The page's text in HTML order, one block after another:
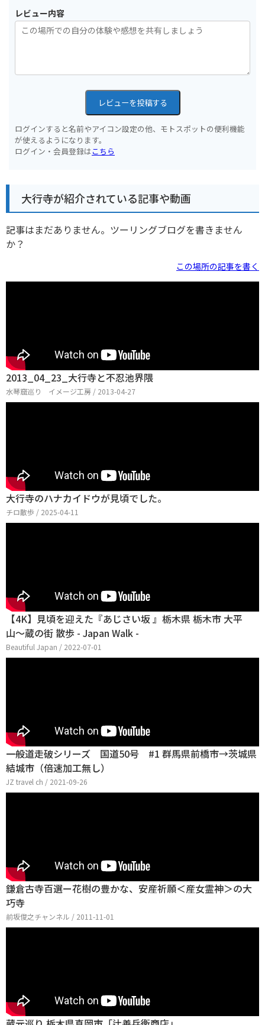
レビュー内容
レビューを投稿する
ログインすると名前やアイコン設定の他、モトスポットの便利機能
が使えるようになります。
ログイン・会員登録はこちら
大行寺が紹介されている記事や動画
記事はまだありません。ツーリングブログを書きません
か？
この場所の記事を書く
2013_04_23_大行寺と不忍池界隈
水琴窟巡り イメージ工房 / 2013-04-27
大行寺のハナカイドウが見頃でした。
チロ散歩 / 2025-04-11
【4K】見頃を迎えた『あじさい坂 』栃木県 栃木市 大平
山〜蔵の街 散歩 - Japan Walk -
Beautiful Japan / 2022-07-01
一般道走破シリーズ 国道50号 #1 群馬県前橋市→茨城県
結城市（倍速加工無し）
JZ travel ch / 2021-09-26
鎌倉古寺百選ー花樹の豊かな、安産祈願＜産女霊神＞の大
巧寺
前坂俊之チャンネル / 2011-11-01